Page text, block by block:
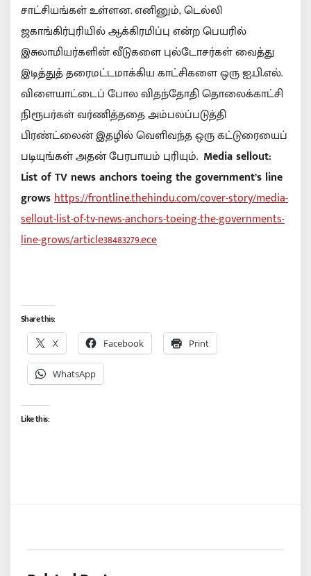
சாட்சியங்கள் உள்ளன. எனினும், டெல்லி
ஜகாங்கிர்புரியில் ஆக்கிரமிப்பு என்ற பெயரில்
இசுலாமியர்களின் வீடுகளை புல்டோசர்கள் வைத்து
இடித்துத் தரைமட்டமாக்கிய காட்சிகளை ஒரு ஐ.பி.எல்.
விளையாட்டைப் போல விதந்தோதி தொலைக்காட்சி
நிரூபர்கள் வர்ணித்ததை அம்பலப்படுத்தி
பிரண்ட்லைன் இதழில் வெளிவந்த ஒரு கட்டுரையைப்
படியுங்கள் அதன் பேரபாயம் புரியும். Media sellout:
List of TV news anchors toeing the government’s line
growshttps://frontline.thehindu.com/cover-story/media-
sellout-list-of-tv-news-anchors-toeing-the-governments-
line-grows/article38483279.ece
Share this:
X Facebook Print
WhatsApp
Like this: